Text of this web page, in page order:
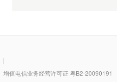
|
值电信业务经营许可证 粤B2-20090191